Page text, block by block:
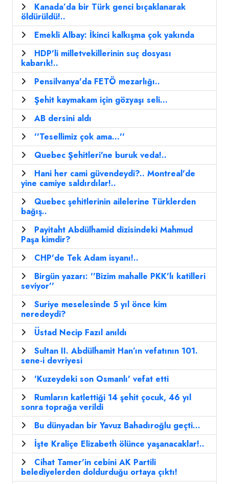
Kanada’da bir Türk genci bıçaklanarak
öldürüldü!..
Emekli Albay: İkinci kalkışma çok yakında
HDP'li milletvekillerinin suç dosyası
kabarık!..
Pensilvanya'da FETÖ mezarlığı..
Şehit kaymakam için gözyaşı seli...
AB dersini aldı
''Tesellimiz çok ama...''
Quebec Şehitleri'ne buruk veda!..
Hani her cami güvendeydi?.. Montreal'de
yine camiye saldırdılar!..
Quebec şehitlerinin ailelerine Türklerden
bağış..
Payitaht Abdülhamid dizisindeki Mahmud
Paşa kimdir?
CHP'de Tek Adam isyanı!..
Birgün yazarı: ''Bizim mahalle PKK'lı katilleri
seviyor''
Suriye meselesinde 5 yıl önce kim
neredeydi?
Üstad Necip Fazıl anıldı
Sultan II. Abdülhamit Han’ın vefatının 101.
sene-i devriyesi
'Kuzeydeki son Osmanlı' vefat etti
Rumların katlettiği 14 şehit çocuk, 46 yıl
sonra toprağa verildi
Bu dünyadan bir Yavuz Bahadıroğlu geçti...
İşte Kraliçe Elizabeth ölünce yaşanacaklar!..
Cihat Tamer'in cebini AK Partili
belediyelerden doldurduğu ortaya çıktı!